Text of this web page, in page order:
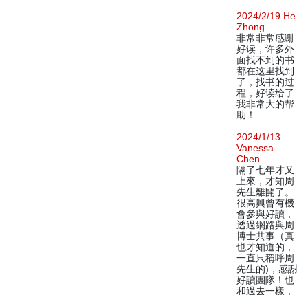
2024/2/19 He
Zhong
非常非常感谢
好读，许多外
面找不到的书
都在这里找到
了，找书的过
程，好读给了
我非常大的帮
助！
2024/1/13
Vanessa
Chen
隔了七年才又
上來，才知周
先生離開了。
很高興曾有機
會參與好讀，
透過網路與周
博士共事（真
也才知道的，
一直只稱呼周
先生的)，感謝
好讀團隊！也
和過去一樣，